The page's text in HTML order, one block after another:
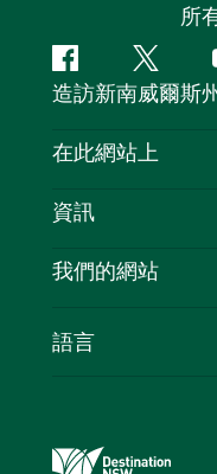
所
Facebook嘰
嘰
喳
造訪新南威爾斯州
聯絡我們
隱私
Cookie 通知
在此網站上
目的地
新南威爾士州公路旅
活動
資訊
旅行資訊
新南威爾士州的商業
我們的網站
語言